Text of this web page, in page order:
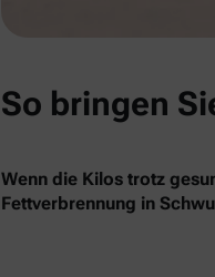
So bringen
Wenn die Kilos trotz
Fettverbrennung in